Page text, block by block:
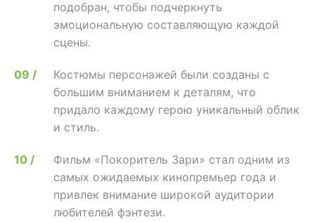
подобран, чтобы подчеркнуть
эмоциональную составляющую каждой
сцены.
Костюмы персонажей были созданы с
большим вниманием к деталям, что
придало каждому герою уникальный облик
и стиль.
Фильм «Покоритель Зари» стал одним из
самых ожидаемых кинопремьер года и
привлек внимание широкой аудитории
любителей фэнтези.